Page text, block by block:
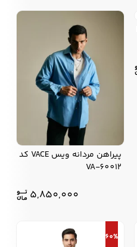
پیراهن مردانه ویس VACE کد
VA-60012
5,850,000
60%